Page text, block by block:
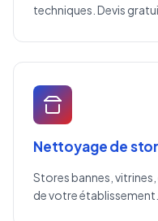
techniques. Devis
Nettoyage de
Stores bannes,
de votre établissement.